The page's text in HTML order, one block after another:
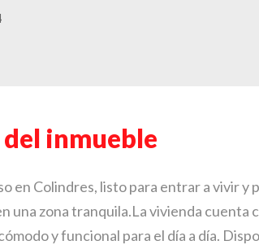
inmueble
en Colindres, listo para entrar a vivir
una zona tranquila.La vivienda cuenta
y funcional para el día a día.